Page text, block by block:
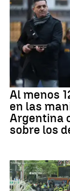
Al menos
en las
Argentina
sobre los